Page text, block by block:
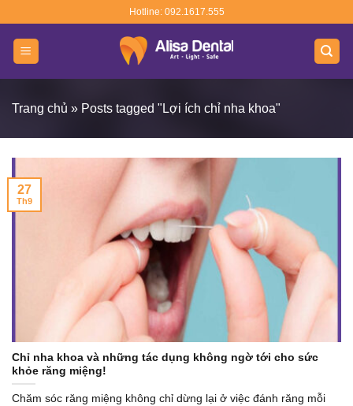
content
Hotline: 092.1617.555
Trang chủ » Posts tagged "Lợi ích chỉ nha khoa"
Chỉ nha khoa và những tác dụng không ngờ tới cho sức
khỏe răng miệng!
Chăm sóc răng miệng không chỉ dừng lại ở việc đánh răng mỗi
27
Th9